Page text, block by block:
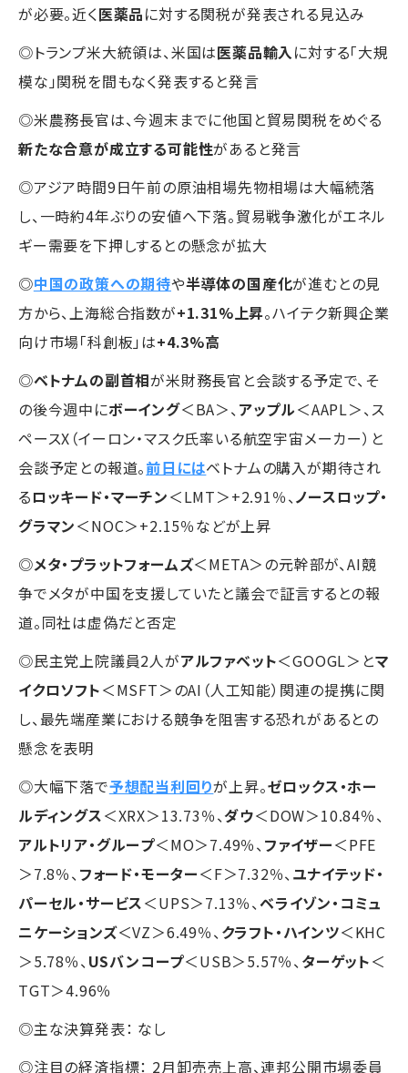
が必要。近く医薬品に対する関税が発表される見込み
◎トランプ米大統領は、米国は医薬品輸入に対する「大規
模な」関税を間もなく発表すると発言
◎米農務長官は、今週末までに他国と貿易関税をめぐる
新たな合意が成立する可能性があると発言
◎アジア時間9日午前の原油相場先物相場は大幅続落
し、一時約4年ぶりの安値へ下落。貿易戦争激化がエネル
ギー需要を下押しするとの懸念が拡大
◎中国の政策への期待や半導体の国産化が進むとの見
方から、上海総合指数が+1.31%上昇。ハイテク新興企業
向け市場「科創板」は+4.3%高
◎ベトナムの副首相が米財務長官と会談する予定で、そ
の後今週中にボーイング＜BA＞、アップル＜AAPL＞、ス
ペースX（イーロン・マスク氏率いる航空宇宙メーカー）と
会談予定との報道。前日にはベトナムの購入が期待され
るロッキード・マーチン＜LMT＞+2.91％、ノースロップ・
グラマン＜NOC＞+2.15％などが上昇
◎メタ・プラットフォームズ＜META＞の元幹部が、AI競
争でメタが中国を支援していたと議会で証言するとの報
道。同社は虚偽だと否定
◎民主党上院議員2人がアルファベット＜GOOGL＞とマ
イクロソフト＜MSFT＞のAI（人工知能）関連の提携に関
し、最先端産業における競争を阻害する恐れがあるとの
懸念を表明
◎大幅下落で予想配当利回りが上昇。ゼロックス・ホー
ルディングス＜XRX＞13.73％、ダウ＜DOW＞10.84％、
アルトリア・グループ＜MO＞7.49％、ファイザー＜PFE
＞7.8％、フォード・モーター＜F＞7.32％、ユナイテッド・
パーセル・サービス＜UPS＞7.13％、ベライゾン・コミュ
ニケーションズ＜VZ＞6.49％、クラフト・ハインツ＜KHC
＞5.78％、USバンコープ＜USB＞5.57％、ターゲット＜
TGT＞4.96％
◎主な決算発表： なし
◎注目の経済指標： 2月卸売売上高、連邦公開市場委員